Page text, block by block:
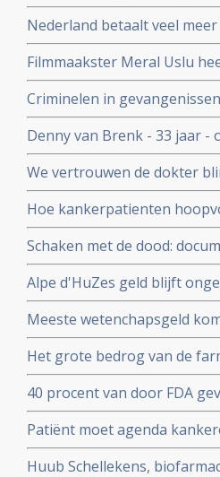
dure medicijnen bij kanker.
Nederland betaalt veel
andere landen blijkt uit
Filmmaakster Meral Uslu
Kanker die wordt
Criminelen in
voedingssupplementen
te beïnvloeden.
Denny van Brenk - 33 jaar
door chemo pomp in New
We vertrouwen de dokter
Correspondent ging uit op
Hoe kankerpatienten
waardoor zelfs oncologen
Schaken met de dood:
personalised medicine in
Alpe d'HuZes geld blijft
Veenendaal
Meeste wetenchapsgeld
over meer dan 60 procent
Het grote bedrog van de
blootgelegd door de
40 procent van door FDA
en vermeld in uiteindelijke
Patiënt moet agenda
column
Huub Schellekens,